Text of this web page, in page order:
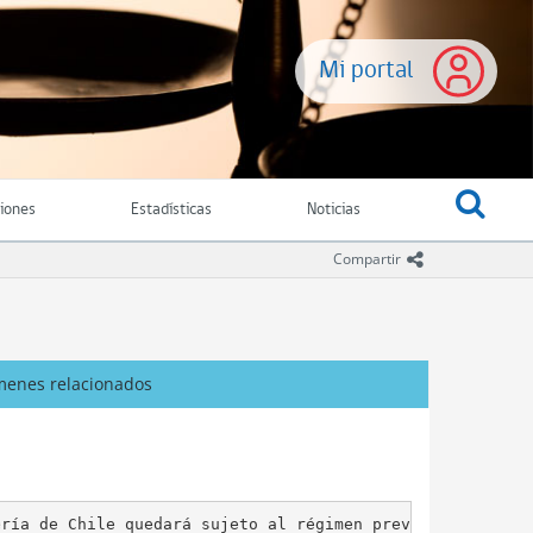
Mi portal
Estadísticas Noticias
Compartir icono
relacionados
de Chile quedará sujeto al régimen previsional y